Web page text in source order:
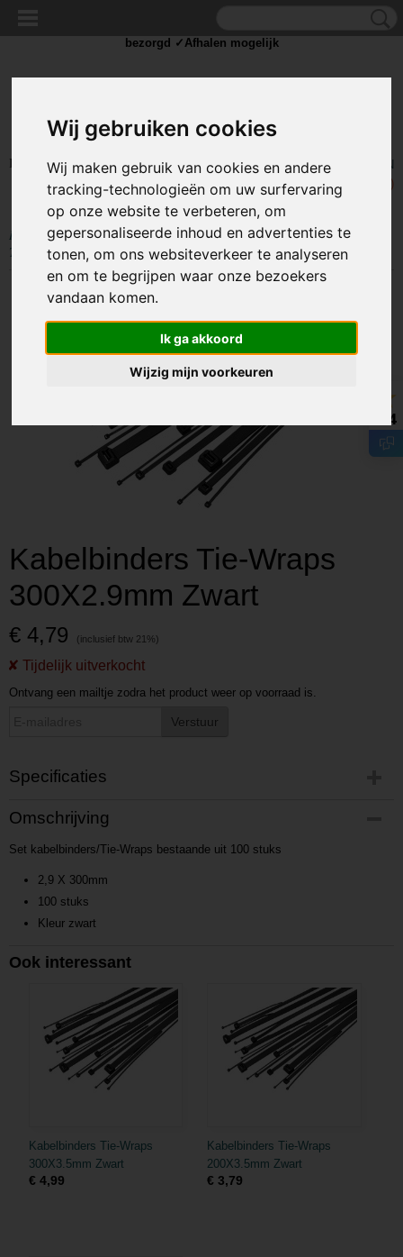
Wij gebruiken cookies
Wij maken gebruik van cookies en andere
tracking-technologieën om uw surfervaring
op onze website te verbeteren, om
gepersonaliseerde inhoud en advertenties te
tonen, om ons websiteverkeer te analyseren
en om te begrijpen waar onze bezoekers
vandaan komen.
Ik ga akkoord
Wijzig mijn voorkeuren
Inloggen Registreren
UW WINKELWAGEN
Geen producten
(0)
Home >TIE WRAP / KABELBINDER> Tie Wrap middel>Kabelbinders
Tie-Wraps 300X2.9mm Zwart
Kabelbinders Tie-Wraps
300X2.9mm Zwart
€ 4,79
Ontvang een mailtje zodra het product weer op voorraad is.
Verstuur
Specificaties
Productcode
P201701181049
Productcode leverancier
Omschrijving
Set kabelbinders/Tie-Wraps bestaande uit 100 stuks
2,9 X 300mm
100 stuks
Kleur zwart
Ook interessant
Kabelbinders Tie-Wraps
300X3.5mm Zwart
€ 4,99
Kabelbinders Tie-Wraps
200X3.5mm Zwart
€ 3,79
bezorgd ✓Afhalen mogelijk
8.4